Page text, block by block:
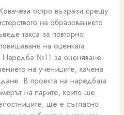
остро възрази срещу
на образованието
такса за повторно
на оценката.
Наредба №11 за оценяване
на учениците, качена
В проекта на наредбата
на парите, които ще
ще е съгласно